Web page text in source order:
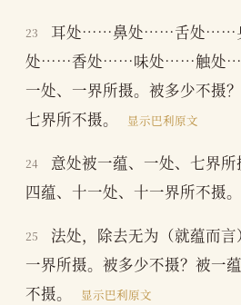
23
耳处……鼻处……舌处……
处……香处……味处……触处
一处、一界所摄。被多少不摄
七界所不摄。
显示巴利原文
24
意处被一蕴、一处、七界
四蕴、十一处、十一界所不摄。
25
法处，除去无为（就蕴而言
一界所摄。被多少不摄？被一
不摄。
显示巴利原文